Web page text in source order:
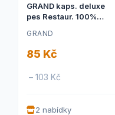
GRAND kaps. deluxe
pes Restaur. 100%
GRAND
85 Kč
– 103 Kč
2 nabídky